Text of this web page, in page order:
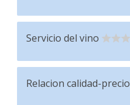
Servicio del vino
Relacion calidad-precio